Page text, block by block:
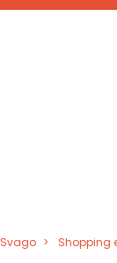
Svago Shopping